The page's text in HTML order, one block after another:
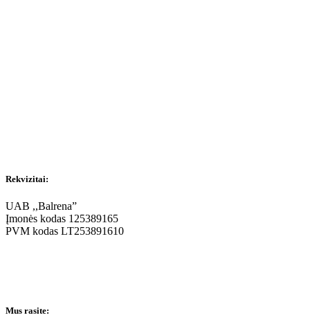
Rekvizitai:
UAB ,,Balrena”
Įmonės kodas 125389165
PVM kodas LT253891610
Mus rasite: